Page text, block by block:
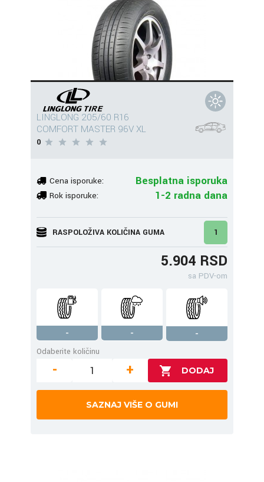
LINGLONG 205/60 R16
COMFORT MASTER 96V XL
0
Cena isporuke: Besplatna isporuka
Rok isporuke: 1-2 radna dana
RASPOLOŽIVA KOLIČINA GUMA 1
5.904 RSD
sa PDV-om
- -
-
Odaberite količinu
- +
SAZNAJ VIŠE O GUMI